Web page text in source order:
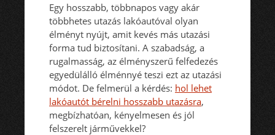
Egy hosszabb, többnapos vagy akár
többhetes utazás lakóautóval olyan
élményt nyújt, amit kevés más utazási
forma tud biztosítani. A szabadság, a
rugalmasság, az élményszerű felfedezés
egyedülálló élménnyé teszi ezt az utazási
módot. De felmerül a kérdés: hol lehet
lakóautót bérelni hosszabb utazásra,
megbízhatóan, kényelmesen és jól
felszerelt járművekkel?